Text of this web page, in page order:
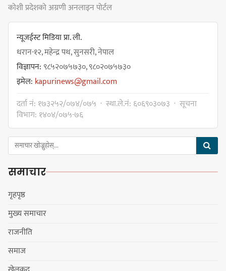
सङ्कटग्रस्त सहकारी व्यवस्थापनको रकम
बजेट नै अनिश्चित
कावा प्रमुखद्वारा अमर्यादित व्यवहारप्रति
आपत्ति, नगरसभा स्थगित भएकोमा
कावा प्रमुखको जिद्दीपनले बजेटमा
कोशी प्रदेशको अग्रणी अनलाइन पोर्टल
न्यूजईस्ट मिडिया प्रा. ली.
धरान-१२, महेन्द्र पथ, सुनसरी, नेपाल
विज्ञापन:९८५२०७५७३०, ९८०२०७५७३०
इमेल: kapurinews@gmail.com
दर्ता नं: १७३२५२/०७४/०७५ · स्था.ले.नं: ६०६९०३०७३ · सूचना
विभाग: १४०४/०७५-७६
समाचार
गृहपृष्ठ
मुख्य समाचार
राजनीति
समाज